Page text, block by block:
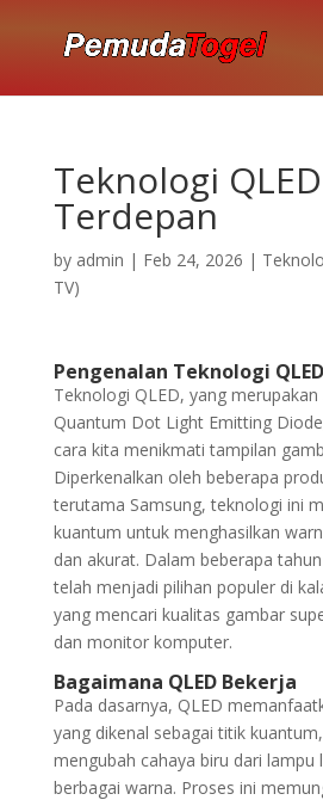
Teknologi QLED
Terdepan
by admin | Feb 24, 2026 |
TV)
Pengenalan Teknologi QLED
Teknologi QLED, yang
Quantum Dot Light Emitting
cara kita menikmati tampilan
Diperkenalkan oleh beberapa
terutama Samsung, teknologi ini
kuantum untuk menghasilkan
dan akurat. Dalam beberapa
telah menjadi pilihan populer di
yang mencari kualitas gambar
dan monitor komputer.
Bagaimana QLED Bekerja
Pada dasarnya, QLED
yang dikenal sebagai titik
mengubah cahaya biru dari lampu
berbagai warna. Proses ini